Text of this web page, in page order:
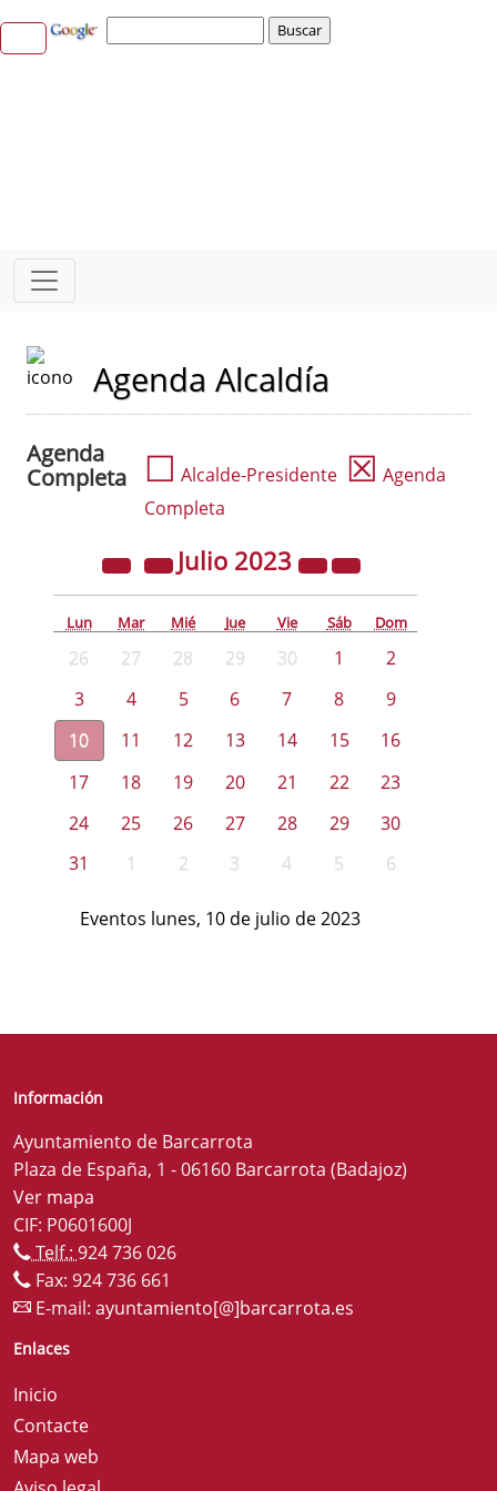
Agenda Alcaldía
Agenda
Completa
☐ Alcalde-Presidente ☒ Agenda
Completa
Julio 2023
Lun Mar Mié Jue Vie Sáb Dom
26 27 28 29 30 1
2
3
4 5 6 7 8
9
10
11 12 13 14 15
16
17
18 19 20 21 22
23
24
25 26 27 28 29
30
31
1 2 3 4 5 6
Eventos lunes, 10 de julio de 2023
Información
Ayuntamiento de Barcarrota
Plaza de España, 1 - 06160 Barcarrota (Badajoz)
Ver mapa
CIF: P0601600J
Telf.: 924 736 026
Fax: 924 736 661
E-mail: ayuntamiento[@]barcarrota.es
Enlaces
Inicio
Contacte
Mapa web